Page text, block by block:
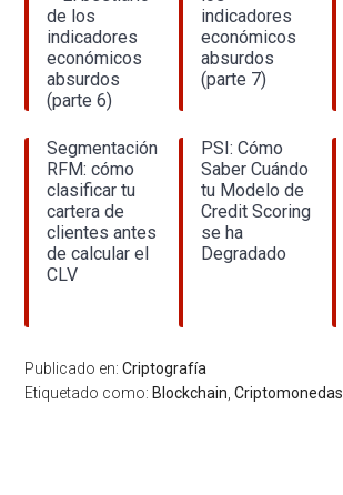
de los
indicadores
económicos
absurdos
(parte 6)
indicadores
económicos
absurdos
(parte 7)
Segmentación
RFM: cómo
clasificar tu
cartera de
clientes antes
de calcular el
CLV
PSI: Cómo
Saber Cuándo
tu Modelo de
Credit Scoring
se ha
Degradado
Publicado en:Criptografía
Etiquetado como: Blockchain ,Criptomonedas